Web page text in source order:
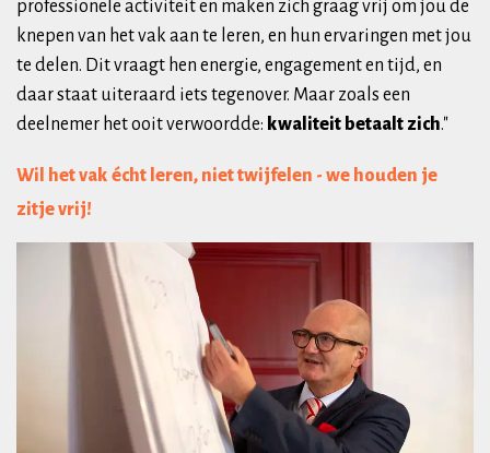
professionele activiteit en maken zich graag vrij om jou de
knepen van het vak aan te leren, en hun ervaringen met jou
te delen. Dit vraagt hen energie, engagement en tijd, en
daar staat uiteraard iets tegenover. Maar zoals een
deelnemer het ooit verwoordde: kwaliteit betaalt zich."
Wil het vak écht leren, niet twijfelen - we houden je
zitje vrij!